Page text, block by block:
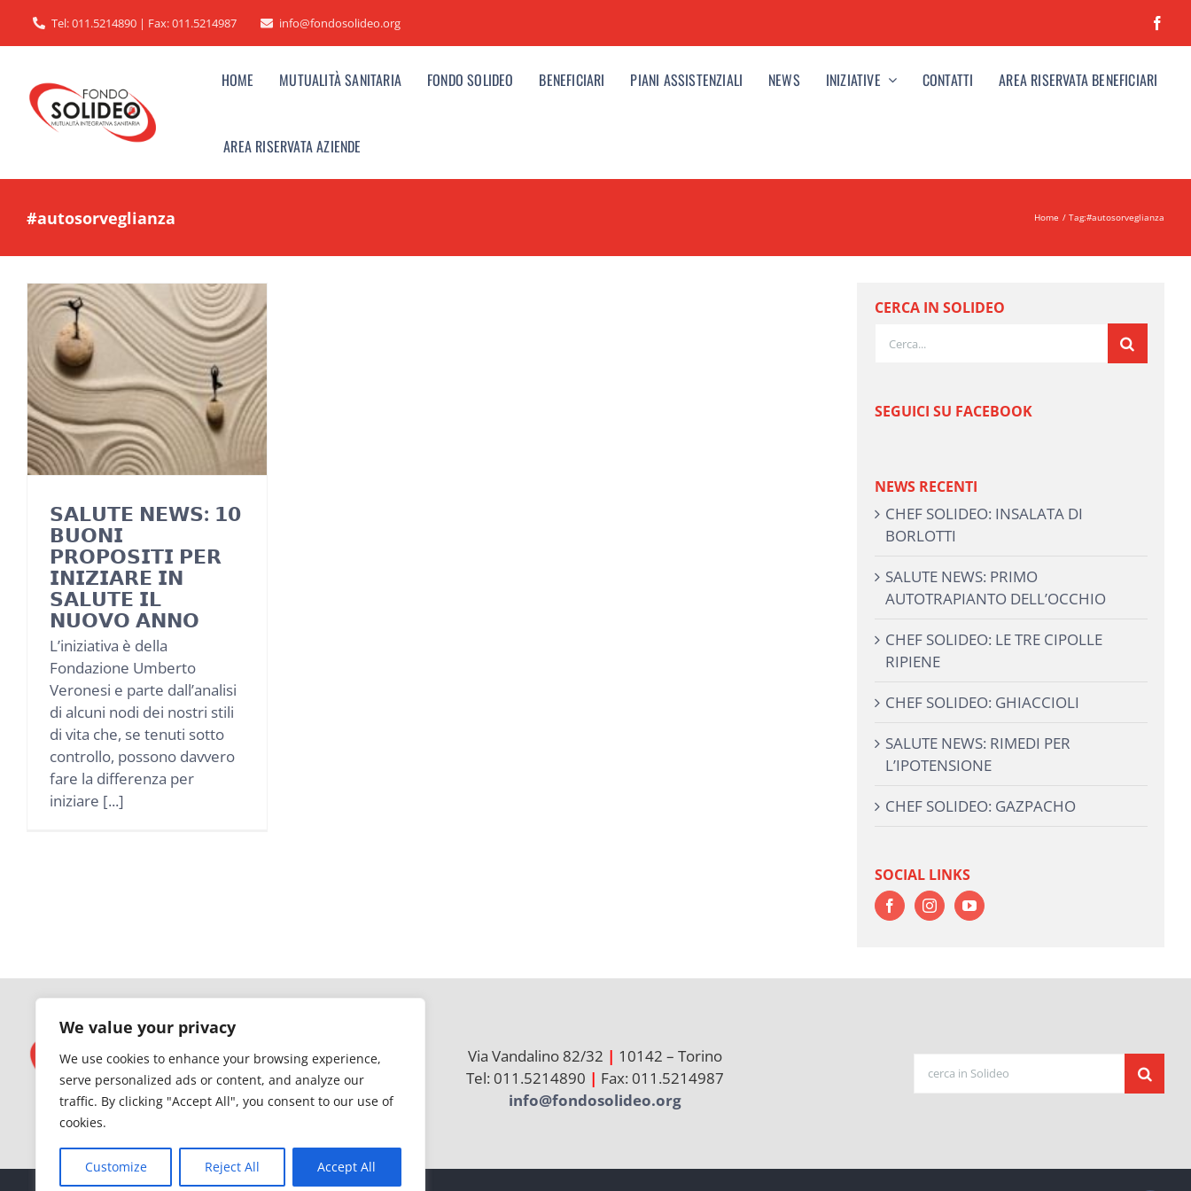
We value your privacy
We use cookies to enhance your browsing experience,
serve personalized ads or content, and analyze our
traffic. By clicking "Accept All", you consent to our use of
cookies.
Customize Reject All Accept All
Tel: 011.5214890 | Fax: 011.5214987 info@fondosolideo.org
HOME MUTUALITÀ SANITARIA FONDO SOLIDEO BENEFICIARI PIANI ASSISTENZIALI NEWS INIZIATIVE CONTATTI AREA RISERVATA BENEFICIARI
AREA RISERVATA AZIENDE
#autosorveglianza Home Tag:#autosorveglianza
𝗦𝗔𝗟𝗨𝗧𝗘 𝗡𝗘𝗪𝗦: 𝟭𝟬
𝗕𝗨𝗢𝗡𝗜
𝗣𝗥𝗢𝗣𝗢𝗦𝗜𝗧𝗜 𝗣𝗘𝗥
𝗜𝗡𝗜𝗭𝗜𝗔𝗥𝗘 𝗜𝗡
𝗦𝗔𝗟𝗨𝗧𝗘 𝗜𝗟
𝗡𝗨𝗢𝗩𝗢 𝗔𝗡𝗡𝗢
L’iniziativa è della
Fondazione Umberto
Veronesi e parte dall’analisi
di alcuni nodi dei nostri stili
di vita che, se tenuti sotto
controllo, possono davvero
fare la differenza per
iniziare [...]
CERCA IN SOLIDEO
SEGUICI SU FACEBOOK
NEWS RECENTI
CHEF SOLIDEO: INSALATA DI
BORLOTTI
SALUTE NEWS: PRIMO
AUTOTRAPIANTO DELL’OCCHIO
CHEF SOLIDEO: LE TRE CIPOLLE
RIPIENE
CHEF SOLIDEO: GHIACCIOLI
SALUTE NEWS: RIMEDI PER
L’IPOTENSIONE
CHEF SOLIDEO: GAZPACHO
SOCIAL LINKS
Via Vandalino 82/32 | 10142 – Torino
Tel: 011.5214890 | Fax: 011.5214987
info@fondosolideo.org